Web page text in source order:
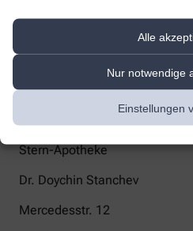
Alle
Nur notwendige
Einstellungen
kontakt@sternapotheke-
+49-7031/87 85 00
Stern-Apotheke
Dr. Doychin Stanchev
Mercedesstr. 12